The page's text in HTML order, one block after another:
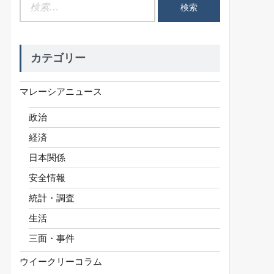
カテゴリー
マレーシアニュース
政治
経済
日本関係
安全情報
統計・調査
生活
三面・事件
ウイークリーコラム